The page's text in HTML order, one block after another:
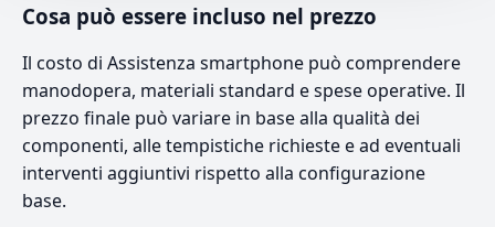
Cosa può essere incluso nel prezzo
Il costo di Assistenza smartphone può comprendere
manodopera, materiali standard e spese operative. Il
prezzo finale può variare in base alla qualità dei
componenti, alle tempistiche richieste e ad eventuali
interventi aggiuntivi rispetto alla configurazione
base.